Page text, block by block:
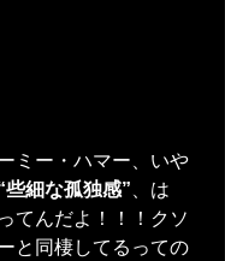
ミー・ハマー、いや
些細な孤独感” 、は
てんだよ！！！クソ
と同棲してるっての